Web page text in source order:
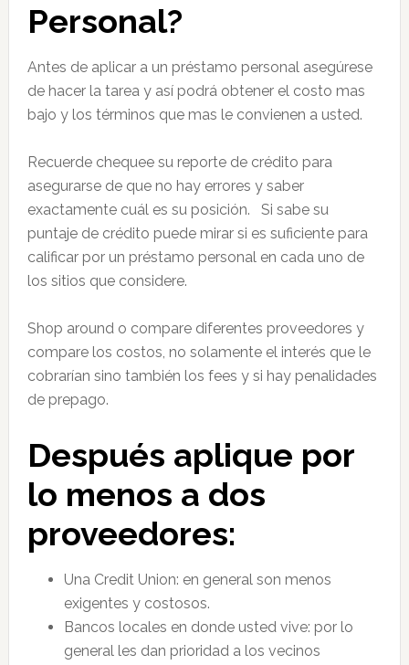
Personal?
Antes de aplicar a un préstamo personal asegúrese
de hacer la tarea y así podrá obtener el costo mas
bajo y los términos que mas le convienen a usted.
Recuerde chequee su reporte de crédito para
asegurarse de que no hay errores y saber
exactamente cuál es su posición. Si sabe su
puntaje de crédito puede mirar si es suficiente para
calificar por un préstamo personal en cada uno de
los sitios que considere.
Shop around o compare diferentes proveedores y
compare los costos, no solamente el interés que le
cobrarían sino también los fees y si hay penalidades
de prepago.
Después aplique por
lo menos a dos
proveedores:
Una Credit Union: en general son menos
exigentes y costosos.
Bancos locales en donde usted vive: por lo
general les dan prioridad a los vecinos